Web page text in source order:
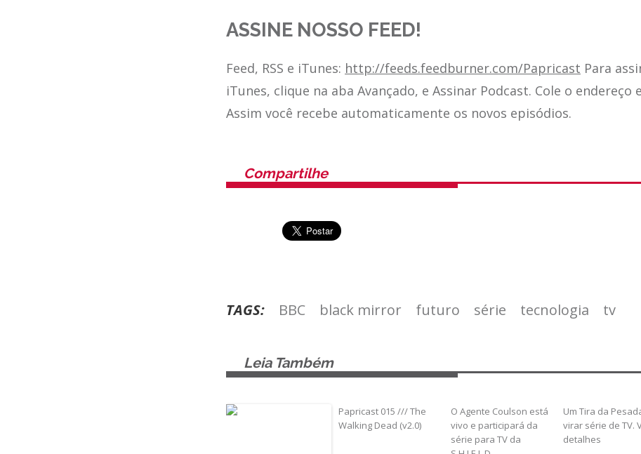
ASSINE NOSSO FEED!
Feed, RSS e iTunes: http://feeds.feedburner.com/Papricast Para
iTunes, clique na aba Avançado, e Assinar Podcast. Cole o endereço
Assim você recebe automaticamente os novos episódios.
Compartilhe
TAGS: BBC black mirror futuro série tecnologia tv
Leia Também
Papricast 015 /// The
Walking Dead (v2.0)
O Agente Coulson está
vivo e participará da
série para TV da
Um Tira da
virar série de TV.
detalhes